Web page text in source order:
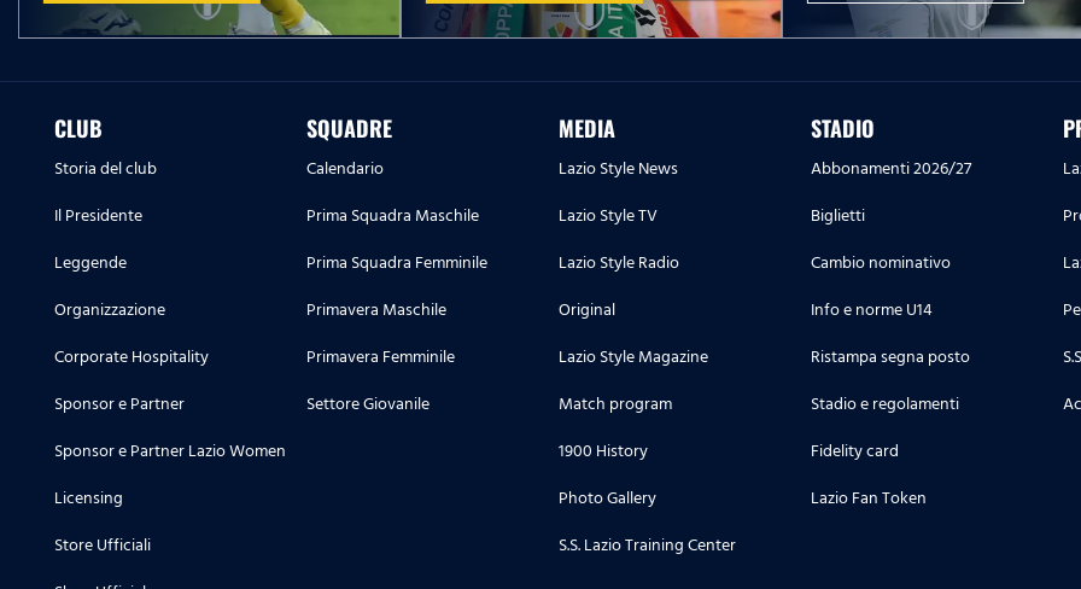
CLUB
Storia del club
Il Presidente
Leggende
Organizzazione
Corporate Hospitality
Sponsor e Partner
Sponsor e Partner Lazio Women
Licensing
Store Ufficiali
SQUADRE
Calendario
Prima Squadra Maschile
Prima Squadra Femminile
Primavera Maschile
Primavera Femminile
Settore Giovanile
MEDIA
Lazio Style News
Lazio Style TV
Lazio Style Radio
Original
Lazio Style Magazine
Match program
1900 History
Photo Gallery
S.S. Lazio Training Center
STADIO
Abbonamenti 2026/27
Biglietti
Cambio nominativo
Info e norme U14
Ristampa segna posto
Stadio e regolamenti
Fidelity card
Lazio Fan Token